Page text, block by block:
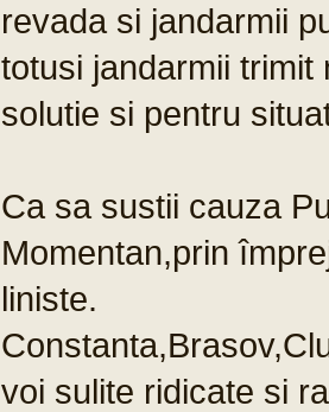
revada si jandarmii
totusi jandarmii
solutie si pentru
Ca sa sustii cauza
Momentan,prin
liniste.
voi sulite ridicate si